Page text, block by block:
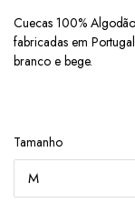
Cuecas 100%
fabricadas em
branco e bege.
Tamanho